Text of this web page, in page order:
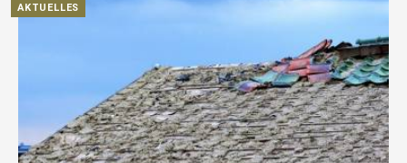
AKTUELLES